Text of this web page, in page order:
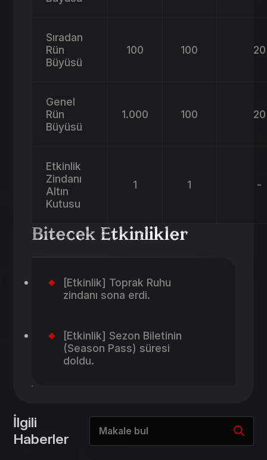
Sıradan
Rün
Büyüsü
100 100 20
Genel
Rün
Büyüsü
1.000 100 20
Etkinlik
Zindanı
Altın
Kutusu
1 1 -
Bitecek Etkinlikler
[Etkinlik] Toprak Ruhu
zindanı sona erdi.
[Etkinlik] Sezon Biletinin
(Season Pass) süresi
doldu.
İlgili
Haberler